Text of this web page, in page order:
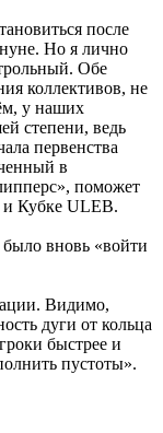
после
Но я лично
Обе
коллективов, не
у наших
степени, ведь
первенства
в
поможет
и Кубке ULEB.
вновь «войти
Видимо,
дуги от кольца
быстрее и
пустоты».